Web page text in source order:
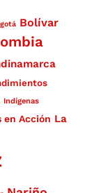
Bolívar
Indígenas
en Acción La